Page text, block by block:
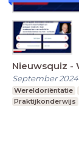
Nieuwsquiz -
September 2024
Wereldoriëntatie
Praktijkonderwijs